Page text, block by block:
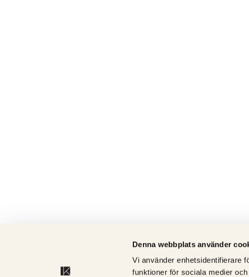
Denna webbplats använder
Vi använder enhetsidentifierare
funktioner för sociala medier